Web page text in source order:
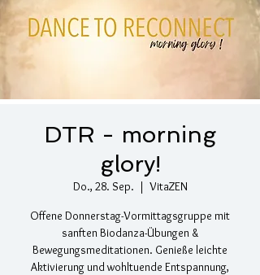
DTR - morning
glory!
Do., 28. Sep.
  |
VitaZEN
Offene Donnerstag-Vormittagsgruppe mit
sanften Biodanza-Übungen &
Bewegungsmeditationen. Genieße leichte
Aktivierung und wohltuende Entspannung,